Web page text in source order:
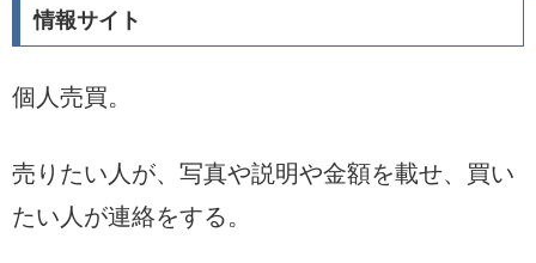
情報サイト
個人売買。
売りたい人が、写真や説明や金額を載せ、買い
たい人が連絡をする。